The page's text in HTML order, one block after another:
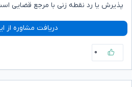
پذیرش یا رد نقطه زنی با مرجع قضایی
دریافت مشاوره از
۰